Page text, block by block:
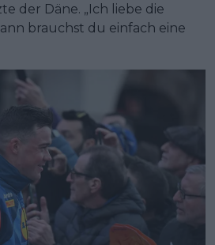
der Däne. „Ich liebe die
brauchst du einfach eine